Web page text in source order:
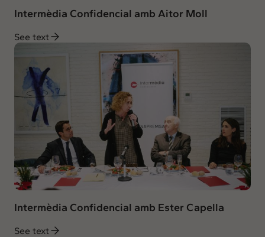
Intermèdia Confidencial amb Aitor Moll
See text
Intermèdia Confidencial amb Ester Capella
See text